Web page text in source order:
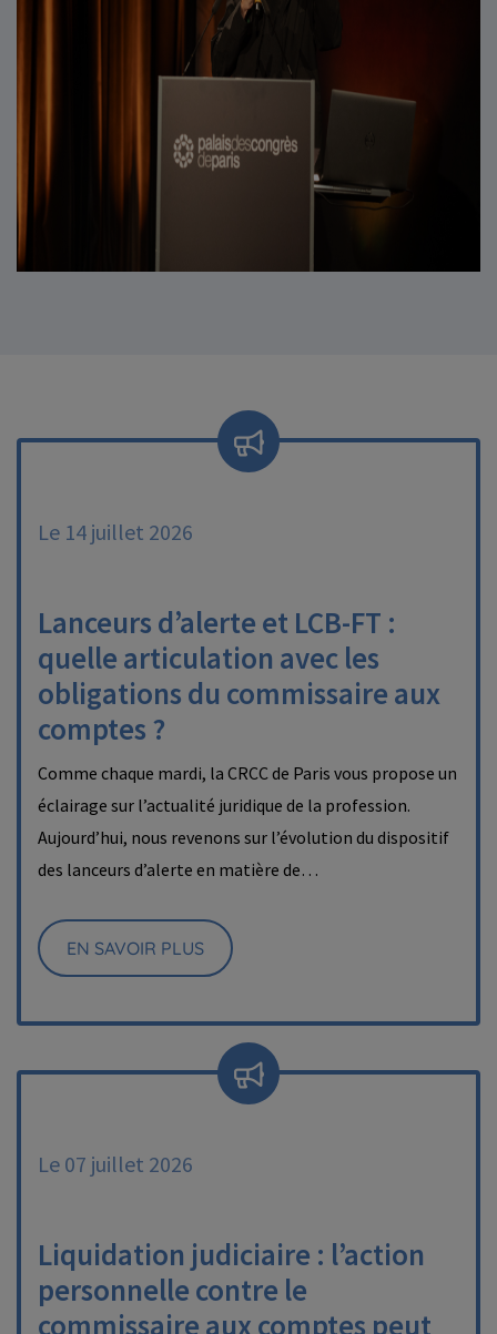
Le 14 juillet 2026
Lanceurs d’alerte et LCB-FT :
quelle articulation avec les
obligations du commissaire aux
comptes ?
Comme chaque mardi, la CRCC de Paris vous propose un
éclairage sur l’actualité juridique de la profession.
Aujourd’hui, nous revenons sur l’évolution du dispositif
des lanceurs d’alerte en matière de…
EN SAVOIR PLUS
Le 07 juillet 2026
Liquidation judiciaire : l’action
personnelle contre le
commissaire aux comptes peut